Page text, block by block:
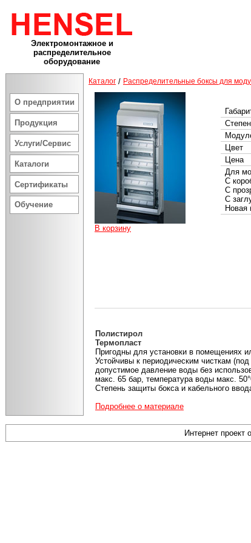
Электромонтажное и
распределительное
оборудование
О предприятии
Продукция
Услуги/Сервис
Каталоги
Сертификаты
Обучение
Каталог / Распределительные боксы для
В корзину
Цвет
Цена
Для
С
С
С
Новая
Полистирол
Термопласт
Пригодны для установки в помещениях
Устойчивы к периодическим чисткам
допустимое давление воды без
макс. 65 бар, температура воды макс.
Степень защиты бокса и кабельного
Подробнее о материале
Интернет проект